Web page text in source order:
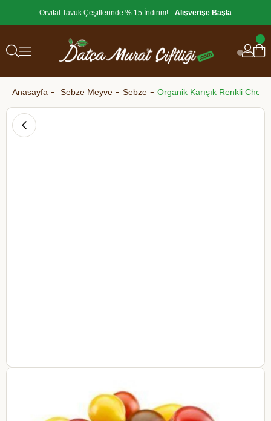
Orvital Tavuk Çeşitlerinde % 15 İndirim! Alışverişe Başla
Anasayfa Sebze Meyve Sebze Organik Karışık Renkli